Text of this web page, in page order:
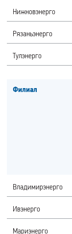
Нижновэнерго
Рязаньэнерго
Тулэнерго
Филиал
Владимирэнерго
Ивэнерго
Мариэнерго